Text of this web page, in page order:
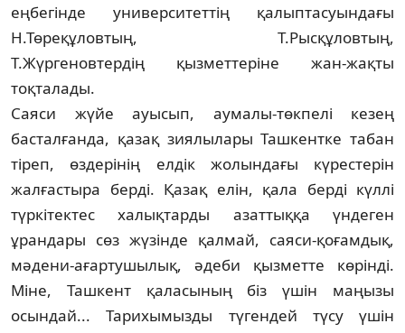
еңбегінде университеттің қалыптасуындағы
Н.Төреқұловтың, Т.Рыс­құл­ов­тың,
Т.Жүргеновтердің қызметтеріне жан-жақты
тоқталады.
Саяси жүйе ауысып, аумалы-төкпелі кез­ең
басталғанда, қазақ зиялылары Ташкент­ке табан
тіреп, өздерінің елдік жолындағы күрестерін
жалғастыра берді. Қазақ елін, қала берді күллі
түркітектес халықтарды азат­тыққа үндеген
ұрандары сөз жүзінде қал­май, саяси-қоғамдық,
мәдени-ағартушы­лық, әдеби қызметте көрінді.
Міне, Ташкент қаласының біз үшін маңызы
осындай... Тари­хымызды түгендей түсу үшін